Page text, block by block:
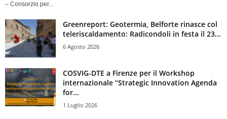
– Consorzio per...
Greenreport: Geotermia, Belforte rinasce col
teleriscaldamento: Radicondoli in festa il 23...
6 Agosto 2026
COSVIG-DTE a Firenze per il Workshop
internazionale “Strategic Innovation Agenda
for...
1 Luglio 2026